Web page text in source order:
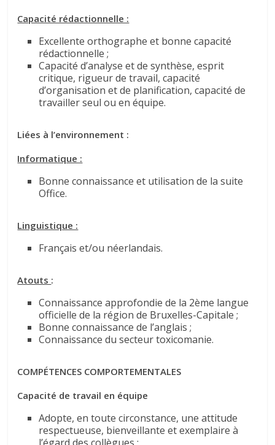
Capacité rédactionnelle :
Excellente orthographe et bonne capacité
rédactionnelle ;
Capacité d’analyse et de synthèse, esprit
critique, rigueur de travail, capacité
d’organisation et de planification, capacité de
travailler seul ou en équipe.
Liées à l’environnement :
Informatique :
Bonne connaissance et utilisation de la suite
Office.
Linguistique :
Français et/ou néerlandais.
Atouts :
Connaissance approfondie de la 2ème langue
officielle de la région de Bruxelles-Capitale ;
Bonne connaissance de l’anglais ;
Connaissance du secteur toxicomanie.
COMPÉTENCES COMPORTEMENTALES
Capacité de travail en équipe
Adopte, en toute circonstance, une attitude
respectueuse, bienveillante et exemplaire à